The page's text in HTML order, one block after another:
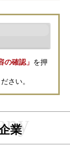
ダイレクトメール
的で資料請求先不
管する個人情報
い。
に運用するため
定期間保管いたし
、その他当社が
、直接メジャーセ
で、あらかじめ
らをご覧くださ
の確認」 を押
さい。
業